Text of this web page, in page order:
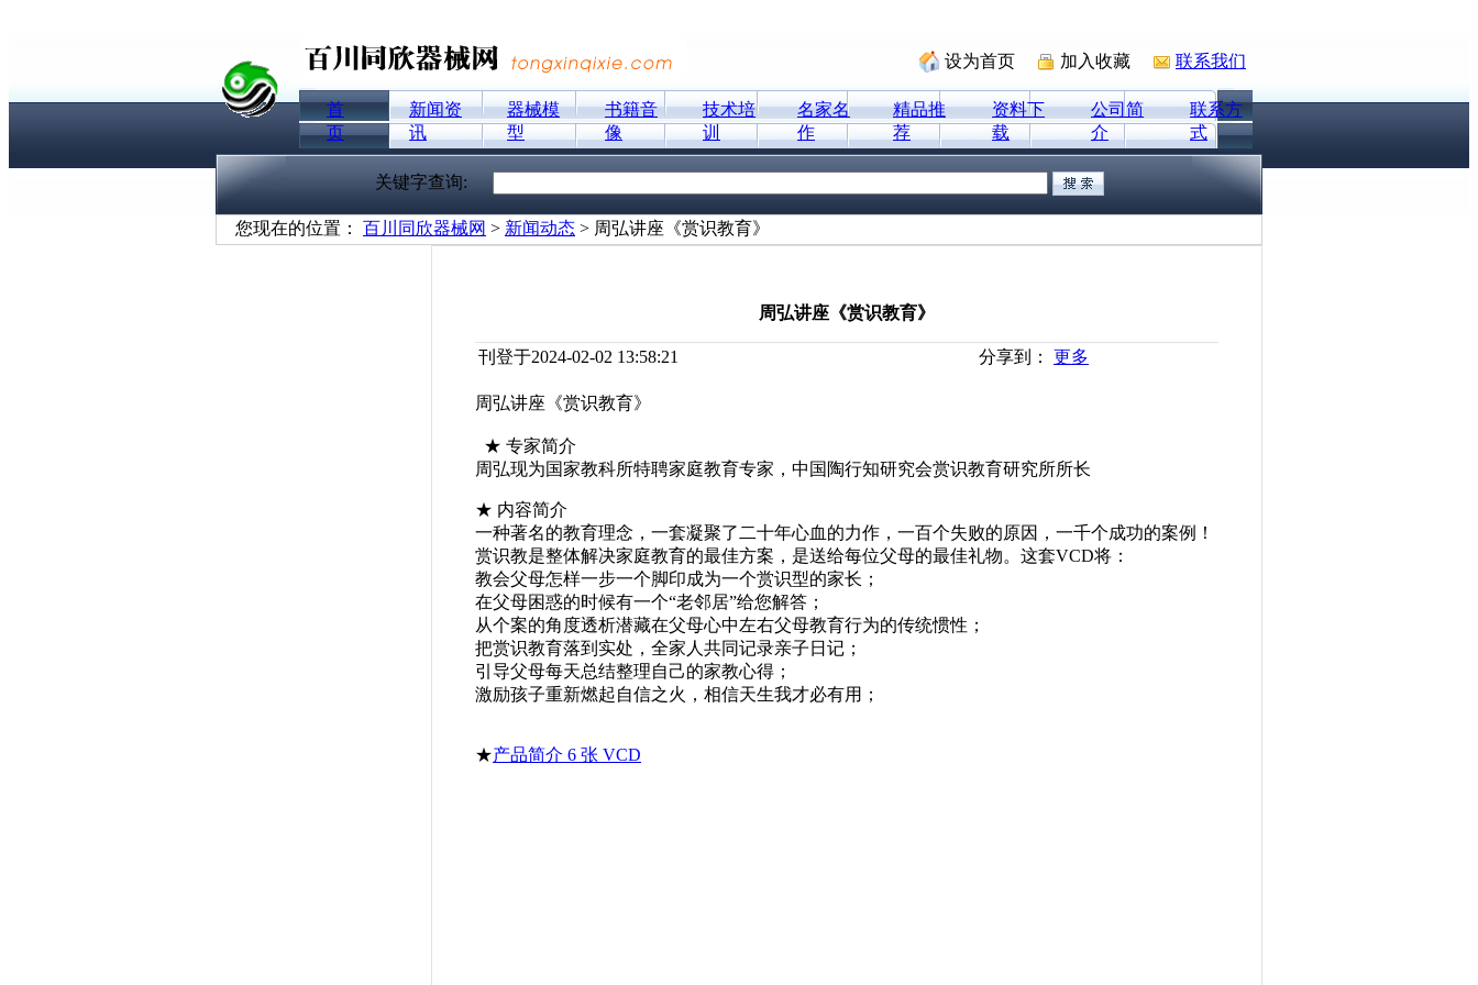
设为首页 加入收藏 联系我们
首
页
新闻资
讯
器械模
型
书籍音
像
技术培
训
名家名
作
精品推
荐
资料下
载
公司简
介
联系方
式
关键字查询:
您现在的位置： 百川同欣器械网 > 新闻动态 > 周弘讲座《赏识教育》
周弘讲座《赏识教育》
刊登于2024-02-02 13:58:21 分享到： 更多
周弘讲座《赏识教育》
★ 专家简介
周弘现为国家教科所特聘家庭教育专家，中国陶行知研究会赏识教育研究所所长
★ 内容简介
一种著名的教育理念，一套凝聚了二十年心血的力作，一百个失败的原因，一千个成功的案例！
赏识教是整体解决家庭教育的最佳方案，是送给每位父母的最佳礼物。这套VCD将：
教会父母怎样一步一个脚印成为一个赏识型的家长；
在父母困惑的时候有一个“老邻居”给您解答；
从个案的角度透析潜藏在父母心中左右父母教育行为的传统惯性；
把赏识教育落到实处，全家人共同记录亲子日记；
引导父母每天总结整理自己的家教心得；
激励孩子重新燃起自信之火，相信天生我才必有用；
★产品简介 6 张 VCD